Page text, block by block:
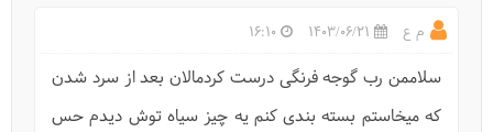
م ع 1403/06/21
16:10
سلاممن رب گوجه فرنگی درست کردمالان بعد از سرد شدن
که میخاستم بسته بندی کنم یه چیز سیاه توش دیدم حس